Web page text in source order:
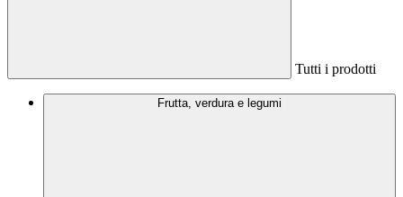
Tutti i prodotti
Frutta, verdura e legumi